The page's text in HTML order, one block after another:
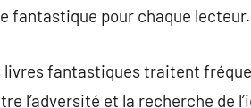
fantastique pour chaque lecteur.
fantastiques traitent
l’adversité et la recherche de